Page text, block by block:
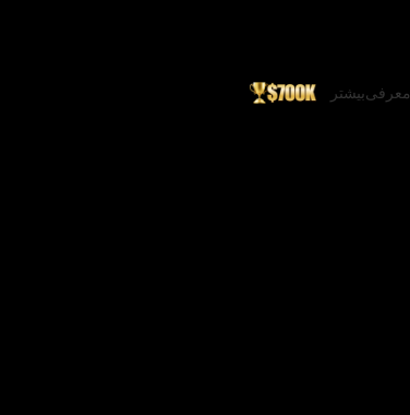
معرفیبیشتر